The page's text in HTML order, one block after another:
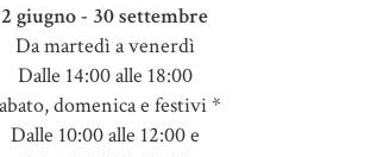
2 giugno - 30 settembre
Da martedì a venerdì
Dalle 14:00 alle 18:00
domenica e festivi *
Dalle 10:00 alle 12:00 e